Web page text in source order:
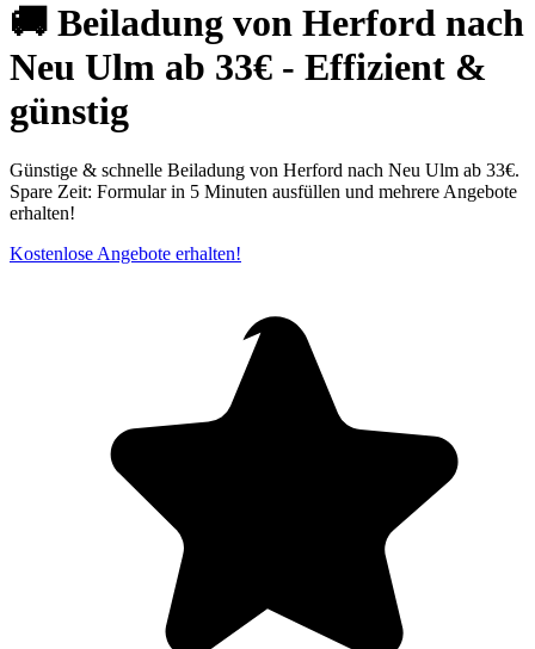
🚚 Beiladung von Herford nach
Neu Ulm ab 33€ - Effizient &
günstig
Günstige & schnelle Beiladung von Herford nach Neu Ulm ab 33€.
Spare Zeit: Formular in 5 Minuten ausfüllen und mehrere Angebote
erhalten!
Kostenlose Angebote erhalten!